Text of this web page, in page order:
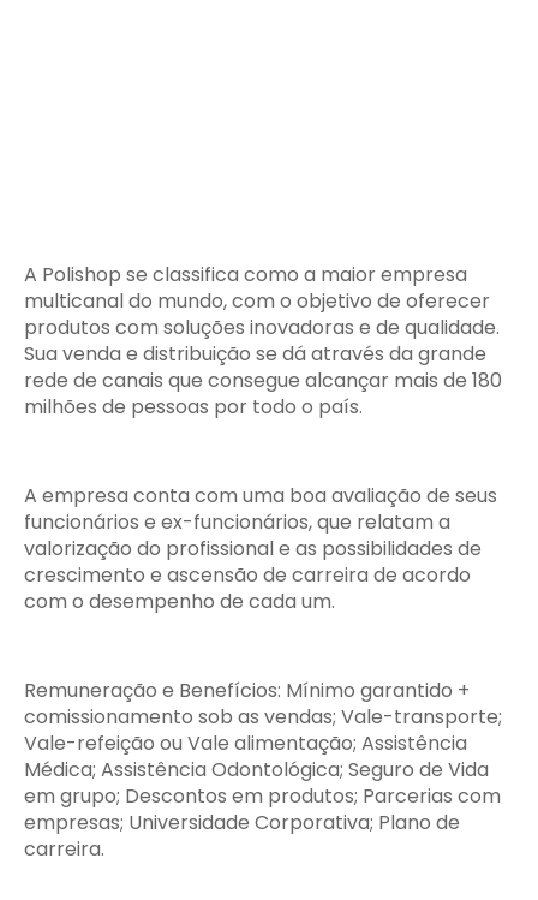
A Polishop se classifica como a maior empresa
multicanal do mundo, com o objetivo de oferecer
produtos com soluções inovadoras e de qualidade.
Sua venda e distribuição se dá através da grande
rede de canais que consegue alcançar mais de 180
milhões de pessoas por todo o país.
A empresa conta com uma boa avaliação de seus
funcionários e ex-funcionários, que relatam a
valorização do profissional e as possibilidades de
crescimento e ascensão de carreira de acordo
com o desempenho de cada um.
Remuneração e Benefícios: Mínimo garantido +
comissionamento sob as vendas; Vale-transporte;
Vale-refeição ou Vale alimentação; Assistência
Médica; Assistência Odontológica; Seguro de Vida
em grupo; Descontos em produtos; Parcerias com
empresas; Universidade Corporativa; Plano de
carreira.